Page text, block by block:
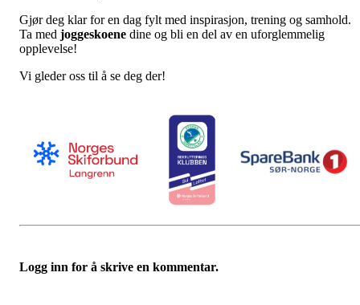
Gjør deg klar for en dag fylt med inspirasjon, trening og samhold.
Ta med joggeskoene dine og bli en del av en uforglemmelig
opplevelse!
Vi gleder oss til å se deg der!
Logg inn for å skrive en kommentar.